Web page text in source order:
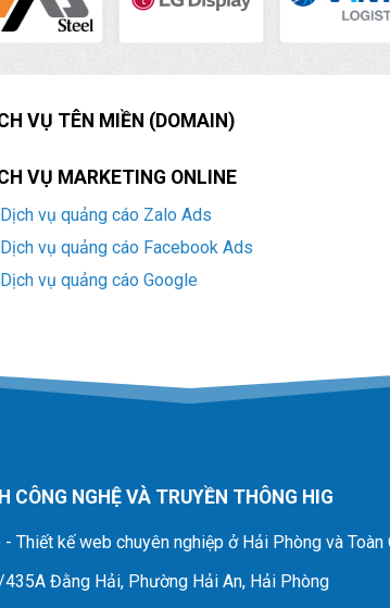
VỤ TÊN MIỀN (DOMAIN)
VỤ MARKETING ONLINE
Dịch vụ quảng cáo Zalo Ads
Dịch vụ quảng cáo Facebook Ads
Dịch vụ quảng cáo Google
CÔNG NGHỆ VÀ TRUYỀN THÔNG HIG
Thiết kế web chuyên nghiệp ở Hải Phòng và Toàn
Đằng Hải, Phường Hải An, Hải Phòng